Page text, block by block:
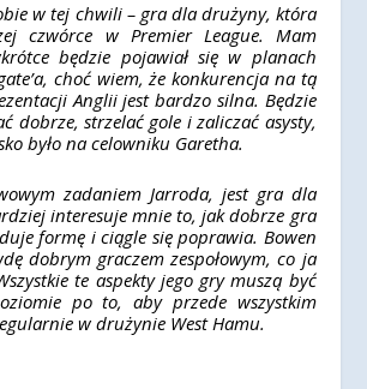
w tej chwili – gra dla drużyny, która
czwórce w Premier League. Mam
będzie pojawiał się w planach
choć wiem, że konkurencja na tą
Anglii jest bardzo silna. Będzie
dobrze, strzelać gole i zaliczać asysty,
było na celowniku Garetha.
zadaniem Jarroda, jest gra dla
interesuje mnie to, jak dobrze gra
formę i ciągle się poprawia. Bowen
dobrym graczem zespołowym, co ja
te aspekty jego gry muszą być
po to, aby przede wszystkim
w drużynie West Hamu.